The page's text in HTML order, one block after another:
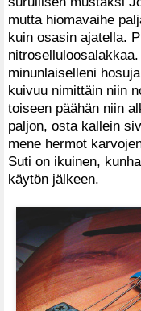
mutta hiomavaihe
kuin osasin ajatella.
minunlaiselleni
kuivuu nimittäin niin
toiseen päähän niin
paljon, osta kallein
mene hermot
Suti on ikuinen,
käytön jälkeen.